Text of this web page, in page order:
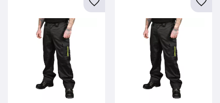
Lägg till i favoriter